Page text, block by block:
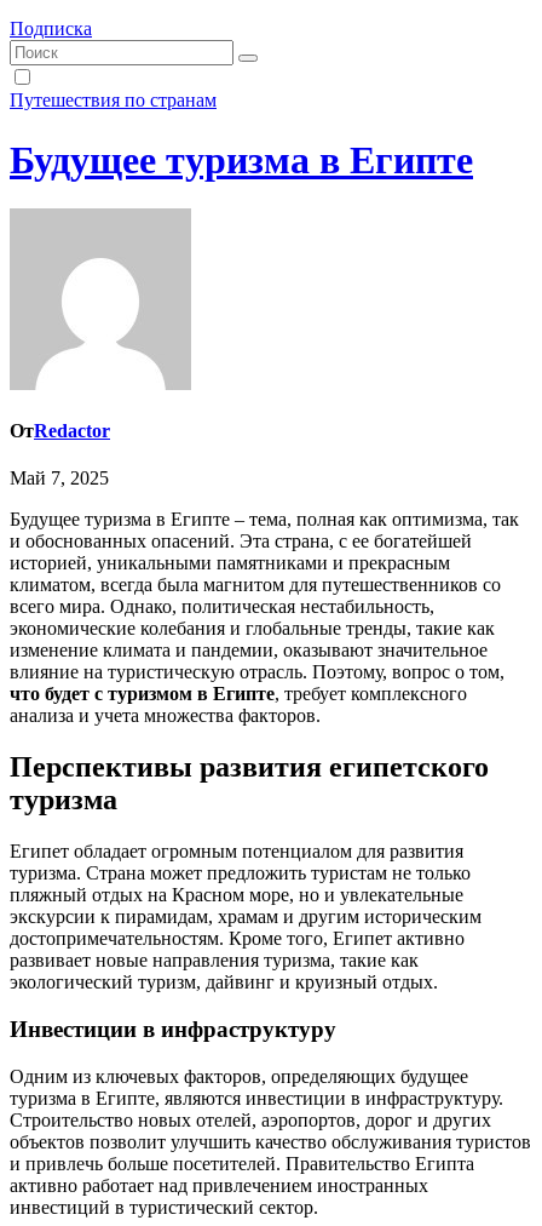
Подписка
Путешествия по странам
Будущее туризма в Египте
ОтRedactor
Май 7, 2025
Будущее туризма в Египте – тема, полная как оптимизма, так
и обоснованных опасений. Эта страна, с ее богатейшей
историей, уникальными памятниками и прекрасным
климатом, всегда была магнитом для путешественников со
всего мира. Однако, политическая нестабильность,
экономические колебания и глобальные тренды, такие как
изменение климата и пандемии, оказывают значительное
влияние на туристическую отрасль. Поэтому, вопрос о том,
что будет с туризмом в Египте, требует комплексного
анализа и учета множества факторов.
Перспективы развития египетского
туризма
Египет обладает огромным потенциалом для развития
туризма. Страна может предложить туристам не только
пляжный отдых на Красном море, но и увлекательные
экскурсии к пирамидам, храмам и другим историческим
достопримечательностям. Кроме того, Египет активно
развивает новые направления туризма, такие как
экологический туризм, дайвинг и круизный отдых.
Инвестиции в инфраструктуру
Одним из ключевых факторов, определяющих будущее
туризма в Египте, являются инвестиции в инфраструктуру.
Строительство новых отелей, аэропортов, дорог и других
объектов позволит улучшить качество обслуживания туристов
и привлечь больше посетителей. Правительство Египта
активно работает над привлечением иностранных
инвестиций в туристический сектор.